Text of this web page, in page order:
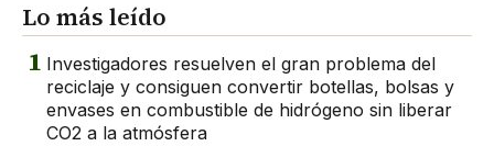
Lo más leído
1 Investigadores resuelven el gran problema del
reciclaje y consiguen convertir botellas, bolsas y
envases en combustible de hidrógeno sin liberar
CO2 a la atmósfera